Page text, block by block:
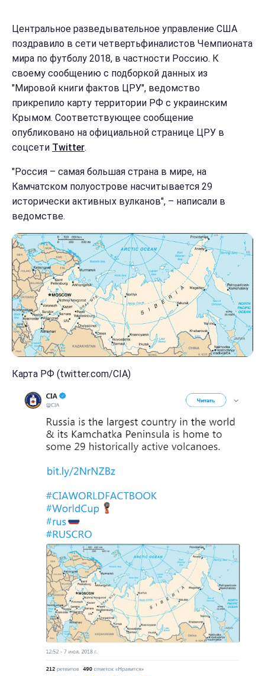
Центральное разведывательное управление США
поздравило в сети четвертьфиналистов Чемпионата
мира по футболу 2018, в частности Россию. К
своему сообщению с подборкой данных из
"Мировой книги фактов ЦРУ", ведомство
прикрепило карту территории РФ с украинским
Крымом. Соответствующее сообщение
опубликовано на официальной странице ЦРУ в
соцсети Twitter.
"Россия – самая большая страна в мире, на
Камчатском полуострове насчитывается 29
исторически активных вулканов", – написали в
ведомстве.
Карта РФ (twitter.com/CIA)